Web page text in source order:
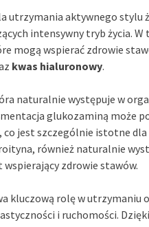
utrzymania aktywnego stylu
intensywny tryb życia.
mogą wspierać zdrowie
kwas hialuronowy.
naturalnie występuje w
glukozaminą może
jest szczególnie istotne
również naturalnie
zdrowie stawów.
kluczową rolę w utrzymaniu
i ruchomości.